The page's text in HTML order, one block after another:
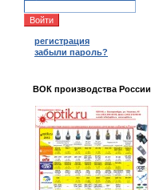
регистрация
забыли пароль?
ВОК производства России